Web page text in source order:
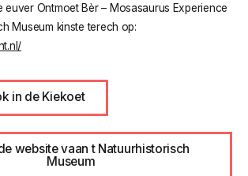
euver Ontmoet Bèr – Mosasaurus Experience
Museum kinste terech op:
in de Kiekoet
website vaan t Natuurhistorisch
Museum